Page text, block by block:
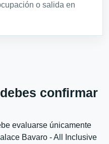
o salida en
confirmar
evaluarse únicamente
Bavaro - All Inclusive